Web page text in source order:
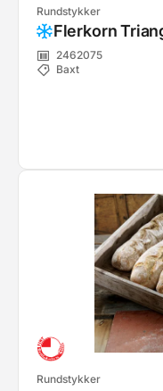
Rundstykker
Flerkorn
2462075
Baxt
Rundstykker